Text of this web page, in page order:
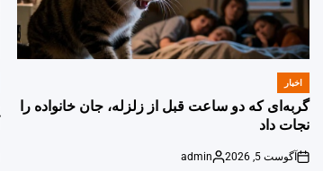
POSTED
IN
اخبار
گربه‌ای که دو ساعت قبل از زلزله، جان خانواده را
نجات داد
on
آگوست 5, 2026
Posted
admin